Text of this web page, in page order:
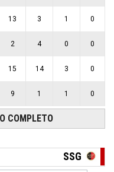
13 3 1 0
2 4 0 0
15 14 3 0
9 1 1 0
COMPLETO
SSG